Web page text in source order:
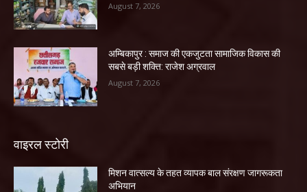
August 7, 2026
अम्बिकापुर : समाज की एकजुटता सामाजिक विकास की
सबसे बड़ी शक्ति: राजेश अग्रवाल
August 7, 2026
वाइरल स्टोरी
मिशन वात्सल्य के तहत व्यापक बाल संरक्षण जागरूकता
अभियान